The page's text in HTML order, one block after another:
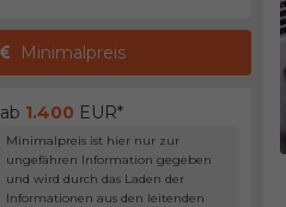
Minimalpreis
ab 1.400 EUR*
Minimalpreis ist hier nur zur
ungefähren Information gegeben
und wird durch das Laden der
Informationen aus den leitenden